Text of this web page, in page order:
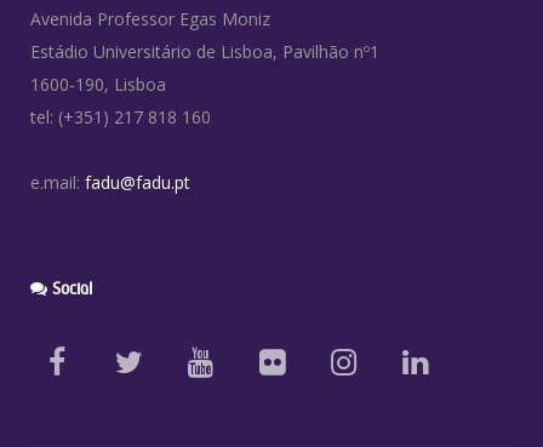
Avenida Professor Egas Moniz
Estádio Universitário de Lisboa, Pavilhão nº1
1600-190, Lisboa
tel: (+351) 217 818 160
e.mail: fadu@fadu.pt
Social